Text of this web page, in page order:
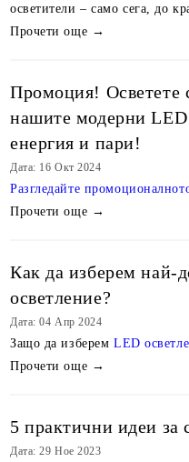
осветители – само сега, до
Прочети още →
Промоция! Осветете
нашите модерни LED
енергия и пари!
Дата: 16 Окт 2024
Разгледайте
Прочети още →
Как да изберем най-
осветление?
Дата: 04 Апр 2024
Защо да изберем LED
Прочети още →
5 практични идеи за
Дата: 29 Ное 2023